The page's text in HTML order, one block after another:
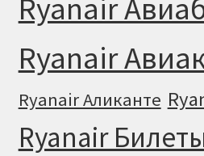
Ryanair
Ryanair
Ryanair Аликанте
Ryanair